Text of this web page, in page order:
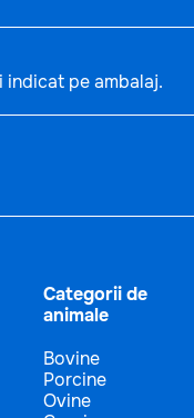
indicat pe ambalaj.
Categorii de
animale
Bovine
Porcine
Ovine